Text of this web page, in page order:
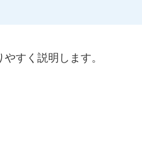
すく説明します。